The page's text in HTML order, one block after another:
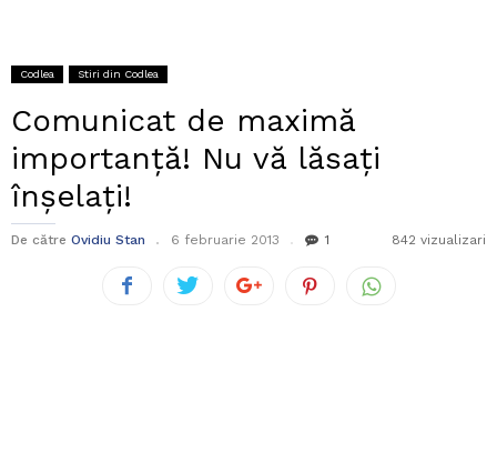
Codlea Stiri din Codlea
Comunicat de maximă
importanță! Nu vă lăsați
înșelați!
De către Ovidiu Stan 6 februarie 2013 1 842 vizualizari